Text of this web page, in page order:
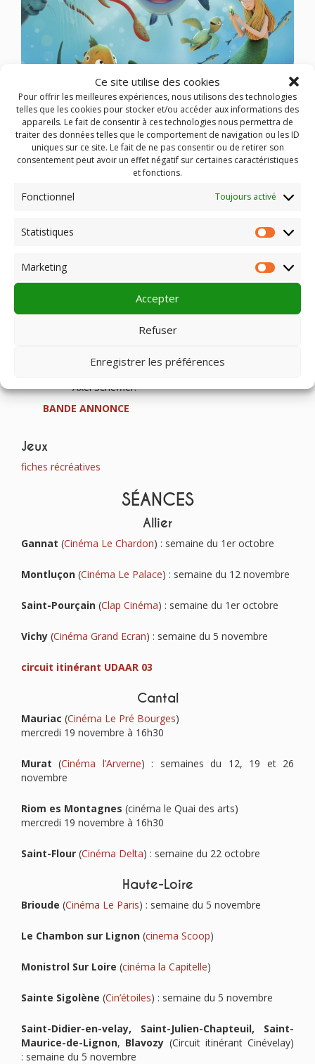
Ce site utilise des cookies
Pour offrir les meilleures expériences, nous utilisons des technologies
telles que les cookies pour stocker et/ou accéder aux informations des
appareils. Le fait de consentir à ces technologies nous permettra de
traiter des données telles que le comportement de navigation ou les ID
uniques sur ce site. Le fait de ne pas consentir ou de retirer son
consentement peut avoir un effet négatif sur certaines caractéristiques
et fonctions.
Fonctionnel Toujours activé
Statistiques
Marketing
Accepter
Refuser
Enregistrer les préférences
Une odyssée sous-marine touchante et frétillante
sur le pouvoir de l’imagination et de l’amitié – par
Light Pictures)
4 courts-métrages :
D’Alex Bain et Andy Martin
Timioche, Un petit poisson toujours en
retard, adore inventer des excuses,
où une mésaventure lui arrive vraiment…
d’après l’album illustré de Julia Donaldson et
Axel Scheffler.
BANDE ANNONCE
Jeux
fiches récréatives
SÉANCES
Allier
Gannat (Cinéma Le Chardon) : semaine du 1er octobre
Montluçon (Cinéma Le Palace) : semaine du 12 novembre
Saint-Pourçain (Clap Cinéma) : semaine du 1er octobre
Vichy (Cinéma Grand Ecran) : semaine du 5 novembre
circuit itinérant UDAAR 03
Cantal
Mauriac (Cinéma Le Pré Bourges)
mercredi 19 novembre à 16h30
Murat (Cinéma l’Arverne) : semaines du 12, 19 et 26
novembre
Riom es Montagnes (cinéma le Quai des arts)
mercredi 19 novembre à 16h30
Saint-Flour (Cinéma Delta) : semaine du 22 octobre
Haute-Loire
Brioude (Cinéma Le Paris) : semaine du 5 novembre
Le Chambon sur Lignon (cinema Scoop)
Monistrol Sur Loire (cinéma la Capitelle)
Sainte Sigolène (Cin’étoiles) : semaine du 5 novembre
Saint-Didier-en-velay, Saint-Julien-Chapteuil, Saint-
Maurice-de-Lignon, Blavozy (Circuit itinérant Cinévelay)
: semaine du 5 novembre